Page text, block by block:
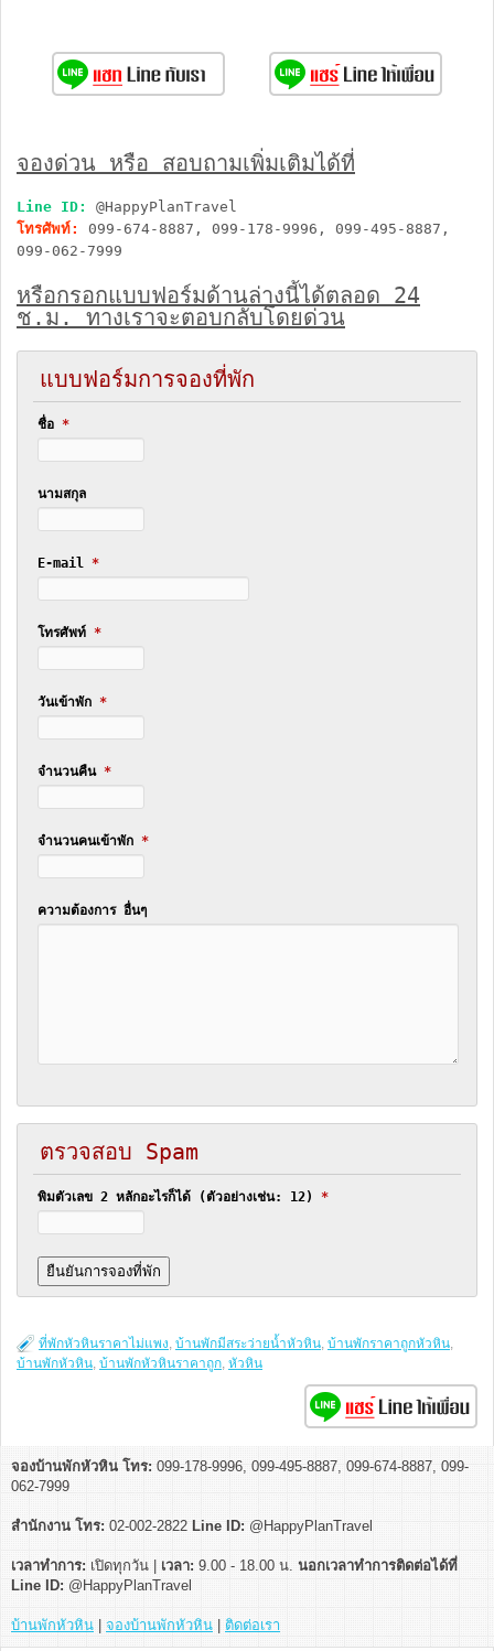
จองด่วน หรือ สอบถามเพิ่มเติมได้ที่
Line ID:
@HappyPlanTravel
โทรศัพท์:
099-674-8887, 099-178-9996, 099-495-8887,
099-062-7999
หรือกรอกแบบฟอร์มด้านล่างนี้ได้ตลอด 24
ช.ม. ทางเราจะตอบกลับโดยด่วน
แบบฟอร์มการจองที่พัก
ชื่อ *
นามสกุล
E-mail *
โทรศัพท์ *
วันเข้าพัก *
จำนวนคืน *
จำนวนคนเข้าพัก *
ความต้องการ อื่นๆ
ตรวจสอบ Spam
พิมตัวเลข 2 หลักอะไรก็ได้ (ตัวอย่างเช่น: 12) *
ที่พักหัวหินราคาไม่แพง, บ้านพักมีสระว่ายน้ำหัวหิน, บ้านพักราคาถูกหัวหิน,
บ้านพักหัวหิน, บ้านพักหัวหินราคาถูก, หัวหิน
จองบ้านพักหัวหิน โทร: 099-178-9996, 099-495-8887, 099-674-8887, 099-
062-7999
สำนักงาน โทร: 02-002-2822 Line ID: @HappyPlanTravel
เวลาทำการ: เปิดทุกวัน | เวลา: 9.00 - 18.00 น. นอกเวลาทำการติดต่อได้ที่
Line ID: @HappyPlanTravel
บ้านพักหัวหิน จองบ้านพักหัวหิน ติดต่อเรา